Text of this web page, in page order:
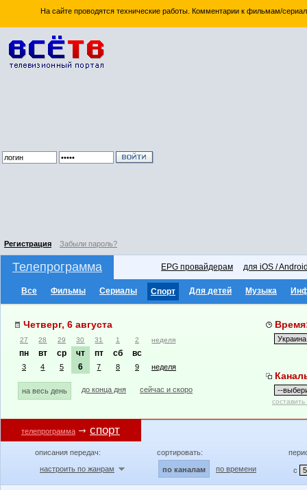
На сайте проводятся технические работы. Комментарии к фильмам/
Регистрация Забыли пароль?
Телепрограмма EPG провайдерам для iOS /
Все Фильмы Сериалы Спорт Для детей Музыка
Четверг, 6 августа
27 28 29 30 31 1 2 неделя
пн вт ср чт пт сб вс
3 4 5 6 7 8 9 неделя
на весь день до конца дня сейчас и скоро
телепрограмма спорт
описания передач:
настроить по жанрам
сортировать:
по каналам по времени с